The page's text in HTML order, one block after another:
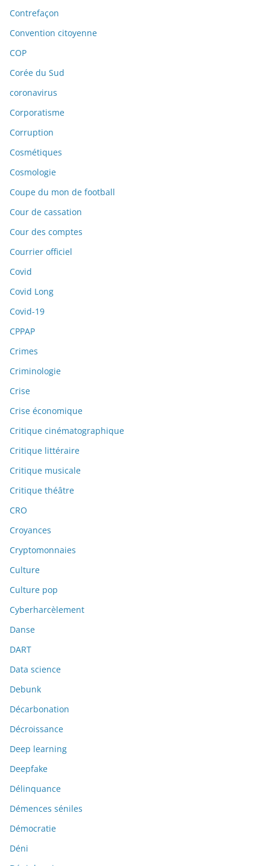
Contrefaçon
Convention citoyenne
COP
Corée du Sud
coronavirus
Corporatisme
Corruption
Cosmétiques
Cosmologie
Coupe du mon de football
Cour de cassation
Cour des comptes
Courrier officiel
Covid
Covid Long
Covid-19
CPPAP
Crimes
Criminologie
Crise
Crise économique
Critique cinématographique
Critique littéraire
Critique musicale
Critique théâtre
CRO
Croyances
Cryptomonnaies
Culture
Culture pop
Cyberharcèlement
Danse
DART
Data science
Debunk
Décarbonation
Décroissance
Deep learning
Deepfake
Délinquance
Démences séniles
Démocratie
Déni